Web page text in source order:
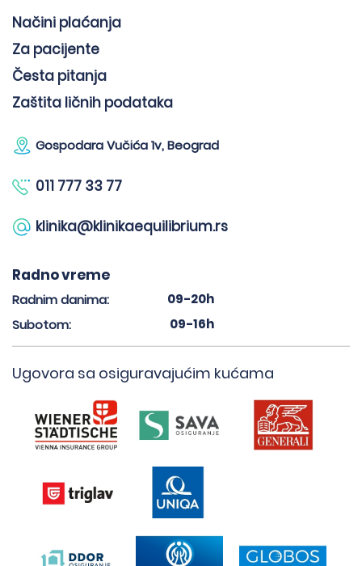
Načini plaćanja
Za pacijente
Česta pitanja
Zaštita ličnih podataka
Gospodara Vučića 1v, Beograd
011 777 33 77
klinika@klinikaequilibrium.rs
Radno vreme
Radnim danima:
09-20h
Subotom:
09-16h
Ugovora sa osiguravajućim kućama